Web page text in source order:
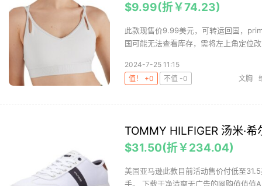
$9.99(折￥74.23)
此款现售价9.99美元，可转运回国，
国可能无法查看库存，需将左上角定位
2024-7-25 11:15
值！ +0
不值 -0 文胸
TOMMY HILFIGER 汤米·
$31.50(折￥234.04)
美国亚马逊此款目前活动售价付低至
手。 下载干净清爽无广告的网购值值值